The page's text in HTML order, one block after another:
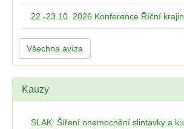
22.-23.10. 2026 Konference Říční
Všechna avíza
Kauzy
SLAK: Šíření onemocnění slintavky a